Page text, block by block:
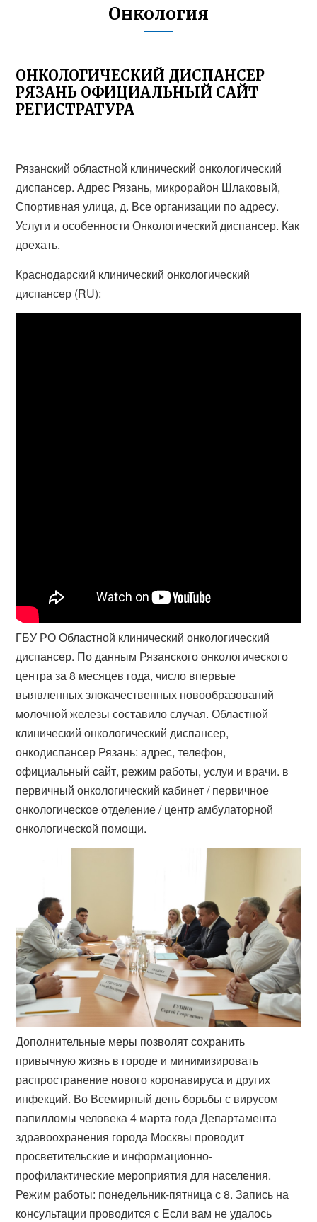
Онкология
ОНКОЛОГИЧЕСКИЙ ДИСПАНСЕР
РЯЗАНЬ ОФИЦИАЛЬНЫЙ САЙТ
РЕГИСТРАТУРА
Рязанский областной клинический онкологический
диспансер. Адрес Рязань, микрорайон Шлаковый,
Спортивная улица, д. Все организации по адресу.
Услуги и особенности Онкологический диспансер. Как
доехать.
Краснодарский клинический онкологический
диспансер (RU):
ГБУ РО Областной клинический онкологический
диспансер. По данным Рязанского онкологического
центра за 8 месяцев года, число впервые
выявленных злокачественных новообразований
молочной железы составило случая. Областной
клинический онкологический диспансер,
онкодиспансер Рязань: адрес, телефон,
официальный сайт, режим работы, услуи и врачи. в
первичный онкологический кабинет / первичное
онкологическое отделение / центр амбулаторной
онкологической помощи.
Дополнительные меры позволят сохранить
привычную жизнь в городе и минимизировать
распространение нового коронавируса и других
инфекций. Во Всемирный день борьбы с вирусом
папилломы человека 4 марта года Департамента
здравоохранения города Москвы проводит
просветительские и информационно-
профилактические мероприятия для населения.
Режим работы: понедельник-пятница с 8. Запись на
консультации проводится с Если вам не удалось